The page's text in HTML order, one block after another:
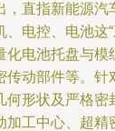
，直指新能源汽
电控、电池这
化电池托盘与模
传动部件等。针
何形状及严格密
加工中心、超精